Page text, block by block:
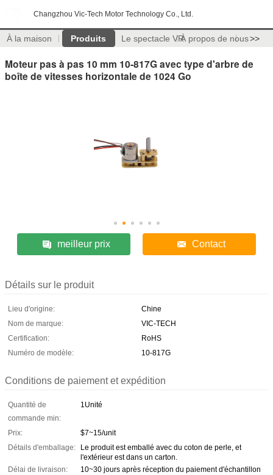
Changzhou Vic-Tech Motor Technology Co., Ltd.
À la maison Produits Le spectacle VRÀ propos de nous>>
Moteur pas à pas 10 mm 10-817G avec type d'arbre de
boîte de vitesses horizontale de 1024 Go
meilleur prix Contact
Détails sur le produit
Lieu d'origine:
Chine
Nom de marque:
VIC-TECH
Certification:
RoHS
Numéro de modèle:
10-817G
Conditions de paiement et expédition
Quantité de
commande min:
1Unité
Prix:
$7~15/unit
Détails d'emballage:
Le produit est emballé avec du coton de perle, et
l'extérieur est dans un carton.
Délai de livraison:
10~30 jours après réception du paiement d'échantillon